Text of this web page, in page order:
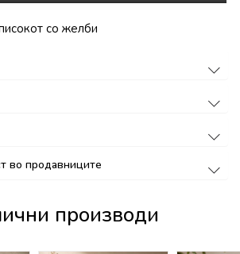
со желби
во продавниците
производи